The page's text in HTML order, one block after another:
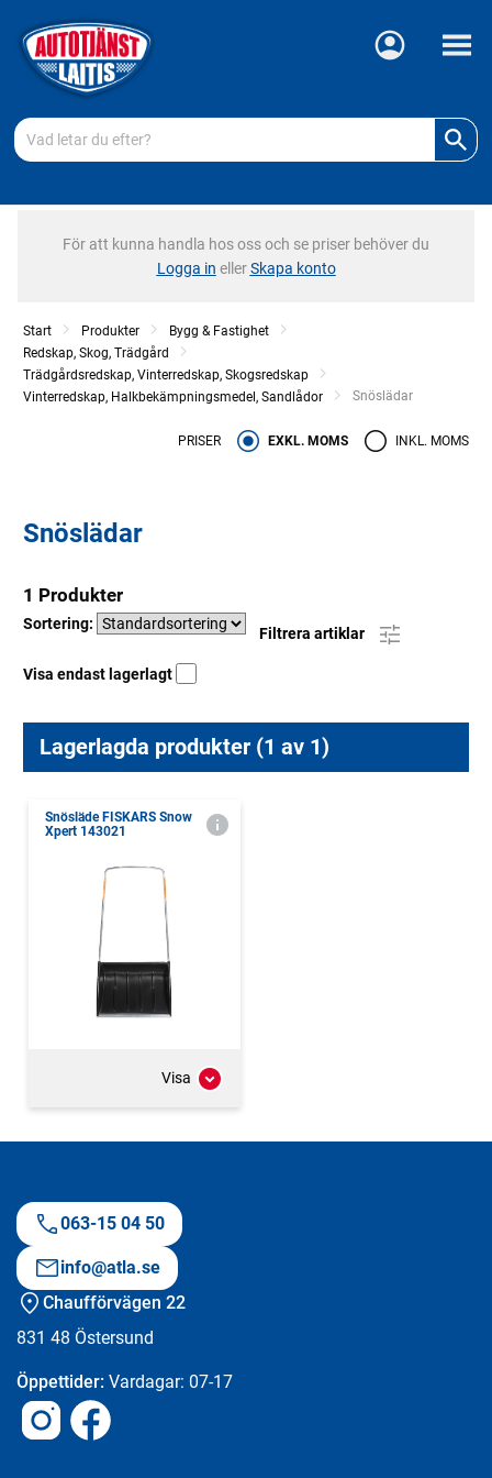
Meny
För att kunna handla hos oss och se priser behöver du
Logga in ellerSkapa konto
Start Produkter
Bygg & Fastighet
Redskap, Skog, Trädgård
Trädgårdsredskap, Vinterredskap, Skogsredskap
Vinterredskap, Halkbekämpningsmedel, Sandlådor
Current:
Snöslädar
PRISER EXKL. MOMS INKL. MOMS
Snöslädar
1 Produkter
Sortering:
Filtrera artiklar
Visa endast lagerlagt
Lagerlagda produkter (1 av 1)
Snösläde FISKARS Snow
Xpert 143021
Visa
063-15 04 50
info@atla.se
Chaufförvägen 22
831 48 Östersund
Öppettider: Vardagar: 07-17